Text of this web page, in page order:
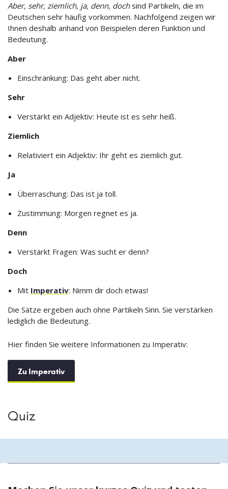
Aber, sehr, ziemlich, ja, denn, dochsind Partikeln, die im
Deutschen sehr häufig vorkommen. Nachfolgend zeigen wir
Ihnen deshalb anhand von Beispielen deren Funktion und
Bedeutung.
Aber
Einschränkung: Das geht aber nicht.
Sehr
Verstärkt ein Adjektiv: Heute ist es sehr heiß.
Ziemlich
Relativiert ein Adjektiv: Ihr geht es ziemlich gut.
Ja
Überraschung: Das ist ja toll.
Zustimmung: Morgen regnet es ja.
Denn
Verstärkt Fragen: Was sucht er denn?
Doch
Mit Imperativ: Nimm dir doch etwas!
Die Sätze ergeben auch ohne Partikeln Sinn. Sie verstärken
lediglich die Bedeutung.
Hier finden Sie weitere Informationen zu Imperativ:
Zu Imperativ
Quiz